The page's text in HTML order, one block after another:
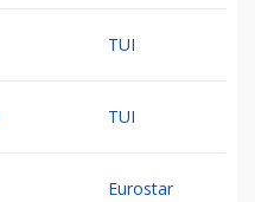
TUI
TUI
Eurostar